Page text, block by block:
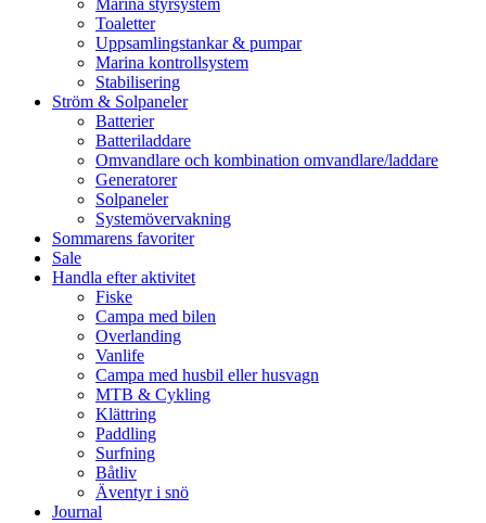
Marina styrsystem
Toaletter
Uppsamlingstankar & pumpar
Marina kontrollsystem
Stabilisering
Ström & Solpaneler
Batterier
Batteriladdare
Omvandlare och kombination omvandlare/laddare
Generatorer
Solpaneler
Systemövervakning
Sommarens favoriter
Sale
Handla efter aktivitet
Fiske
Campa med bilen
Overlanding
Vanlife
Campa med husbil eller husvagn
MTB & Cykling
Klättring
Paddling
Surfning
Båtliv
Äventyr i snö
Journal